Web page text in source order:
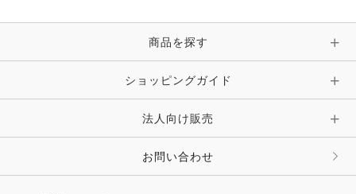
商品を探す
ショッピングガイド
法人向け販売
お問い合わせ